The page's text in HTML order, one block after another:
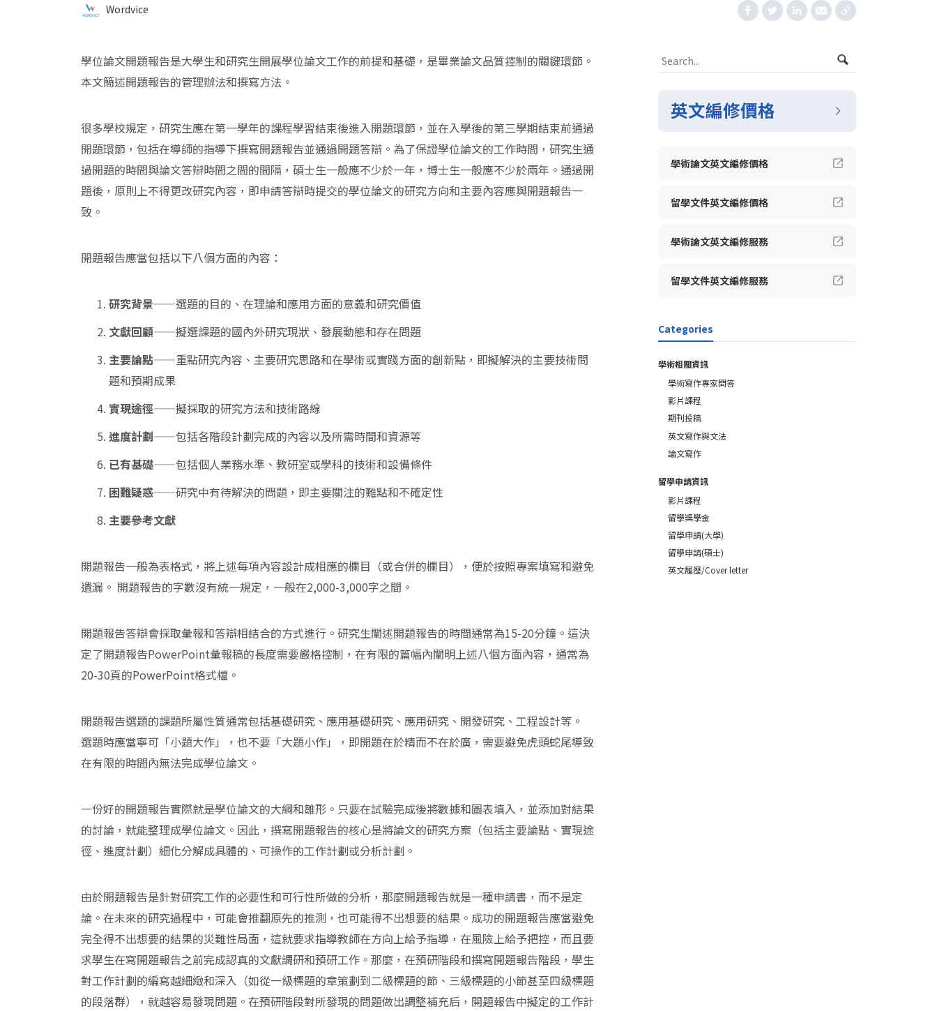
Wordvice
學位論文開題報告是大學生和研究生開展學位論文工作的前提和基礎，是畢業論文品質控制的關鍵環節。
本文簡述開題報告的管理辦法和撰寫方法。
很多學校規定，研究生應在第一學年的課程學習結束後進入開題環節，並在入學後的第三學期結束前通過
開題環節，包括在導師的指導下撰寫開題報告並通過開題答辯。為了保證學位論文的工作時間，研究生通
過開題的時間與論文答辯時間之間的間隔，碩士生一般應不少於一年，博士生一般應不少於兩年。通過開
題後，原則上不得更改研究內容，即申請答辯時提交的學位論文的研究方向和主要內容應與開題報告一
致。
開題報告應當包括以下八個方面的內容：
研究背景——選題的目的、在理論和應用方面的意義和研究價值
文獻回顧——擬選課題的國內外研究現狀、發展動態和存在問題
主要論點——重點研究內容、主要研究思路和在學術或實踐方面的創新點，即擬解決的主要技術問
題和預期成果
實現途徑——擬採取的研究方法和技術路線
進度計劃——包括各階段計劃完成的內容以及所需時間和資源等
已有基礎——包括個人業務水準、教研室或學科的技術和設備條件
困難疑惑——研究中有待解決的問題，即主要關注的難點和不確定性
主要參考文獻
開題報告一般為表格式，將上述每項內容設計成相應的欄目（或合併的欄目），便於按照專案填寫和避免
遺漏。 開題報告的字數沒有統一規定，一般在2,000-3,000字之間。
開題報告答辯會採取彙報和答辯相結合的方式進行。研究生闡述開題報告的時間通常為15-20分鐘。這決
定了開題報告PowerPoint彙報稿的長度需要嚴格控制，在有限的篇幅內闡明上述八個方面內容，通常為
20-30頁的PowerPoint格式檔。
開題報告選題的課題所屬性質通常包括基礎研究、應用基礎研究、應用研究、開發研究、工程設計等。
選題時應當寧可「小題大作」，也不要「大題小作」，即開題在於精而不在於廣，需要避免虎頭蛇尾導致
在有限的時間內無法完成學位論文。
一份好的開題報告實際就是學位論文的大綱和雛形。只要在試驗完成後將數據和圖表填入，並添加對結果
的討論，就能整理成學位論文。因此，撰寫開題報告的核心是將論文的研究方案（包括主要論點、實現途
徑、進度計劃）細化分解成具體的、可操作的工作計劃或分析計劃。
由於開題報告是針對研究工作的必要性和可行性所做的分析，那麼開題報告就是一種申請書，而不是定
論。在未來的研究過程中，可能會推翻原先的推測，也可能得不出想要的結果。成功的開題報告應當避免
完全得不出想要的結果的災難性局面，這就要求指導教師在方向上給予指導，在風險上給予把控，而且要
求學生在寫開題報告之前完成認真的文獻調研和預研工作。那麼，在預研階段和撰寫開題報告階段，學生
對工作計劃的編寫越細緻和深入（如從一級標題的章策劃到二級標題的節、三級標題的小節甚至四級標題
的段落群），就越容易發現問題。在預研階段對所發現的問題做出調整補充后，開題報告中擬定的工作計
英文編修價格
學術論文英文編修價格
留學文件英文編修價格
學術論文英文編修服務
留學文件英文編修服務
Categories
學術相關資訊
學術寫作專家問答
影片課程
期刊投稿
英文寫作與文法
論文寫作
留學申請資訊
影片課程
留學獎學金
留學申請(大學)
留學申請(碩士)
英文履歷/Cover letter